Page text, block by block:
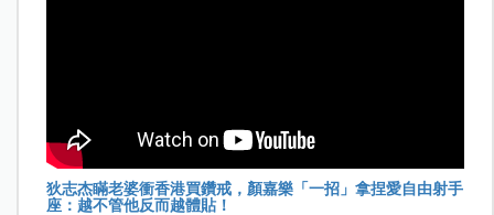
狄志杰瞞老婆衝香港買鑽戒，顏嘉樂「一招」拿捏愛自由射手
座：越不管他反而越體貼！